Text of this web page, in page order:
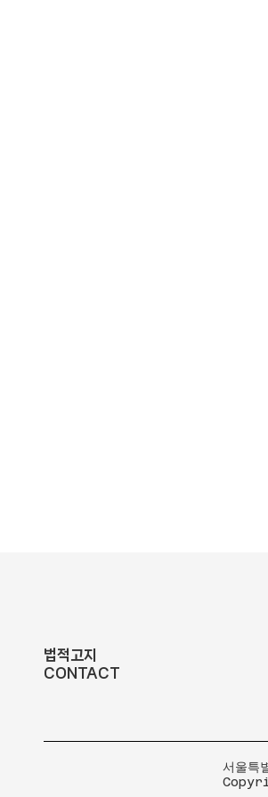
법적고지
CONTACT
서울